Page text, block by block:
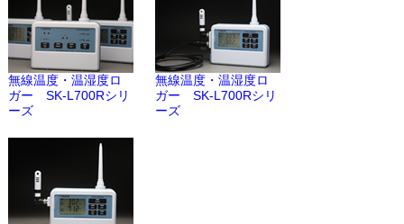
無線温度・温湿度ロ
ガー SK-L700Rシリ
ーズ
無線温度・温湿度ロ
ガー SK-L700Rシリ
ーズ